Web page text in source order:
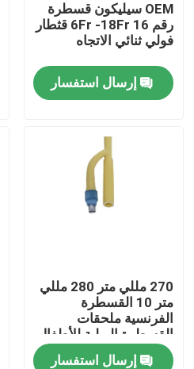
منزل
ضبط الجودة
اتصل بنا
OEM سيليكون قسطرة
رقم 16 6Fr -18Fr قثطار
فولي ثنائي الاتجاه
إرسال استفسار
270 مللي متر 280 مللي
متر 10 القسطرة
الفرنسية ملحقات
القسطرة البولية للأطفال
Fr10.5
إرسال استفسار